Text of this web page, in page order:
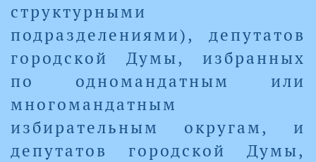
структурными
подразделениями), депутатов
городской Думы, избранных
по одномандатным или
многомандатным
избирательным округам, и
депутатов городской Думы,